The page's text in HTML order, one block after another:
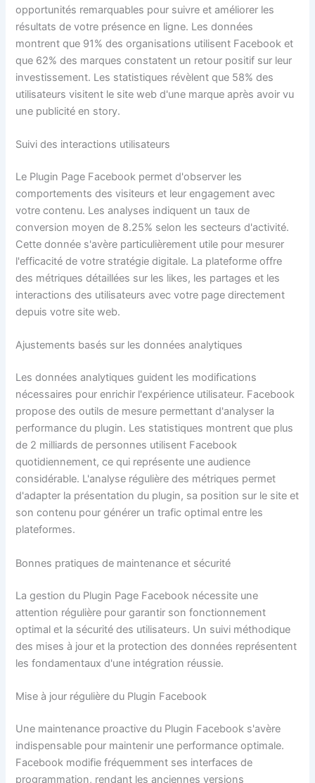
opportunités remarquables pour suivre et améliorer les
résultats de votre présence en ligne. Les données
montrent que 91% des organisations utilisent Facebook et
que 62% des marques constatent un retour positif sur leur
investissement. Les statistiques révèlent que 58% des
utilisateurs visitent le site web d'une marque après avoir vu
une publicité en story.
Suivi des interactions utilisateurs
Le Plugin Page Facebook permet d'observer les
comportements des visiteurs et leur engagement avec
votre contenu. Les analyses indiquent un taux de
conversion moyen de 8.25% selon les secteurs d'activité.
Cette donnée s'avère particulièrement utile pour mesurer
l'efficacité de votre stratégie digitale. La plateforme offre
des métriques détaillées sur les likes, les partages et les
interactions des utilisateurs avec votre page directement
depuis votre site web.
Ajustements basés sur les données analytiques
Les données analytiques guident les modifications
nécessaires pour enrichir l'expérience utilisateur. Facebook
propose des outils de mesure permettant d'analyser la
performance du plugin. Les statistiques montrent que plus
de 2 milliards de personnes utilisent Facebook
quotidiennement, ce qui représente une audience
considérable. L'analyse régulière des métriques permet
d'adapter la présentation du plugin, sa position sur le site et
son contenu pour générer un trafic optimal entre les
plateformes.
Bonnes pratiques de maintenance et sécurité
La gestion du Plugin Page Facebook nécessite une
attention régulière pour garantir son fonctionnement
optimal et la sécurité des utilisateurs. Un suivi méthodique
des mises à jour et la protection des données représentent
les fondamentaux d'une intégration réussie.
Mise à jour régulière du Plugin Facebook
Une maintenance proactive du Plugin Facebook s'avère
indispensable pour maintenir une performance optimale.
Facebook modifie fréquemment ses interfaces de
programmation, rendant les anciennes versions